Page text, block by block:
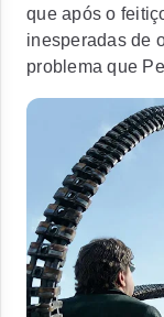
que após o
inesperadas de
problema que